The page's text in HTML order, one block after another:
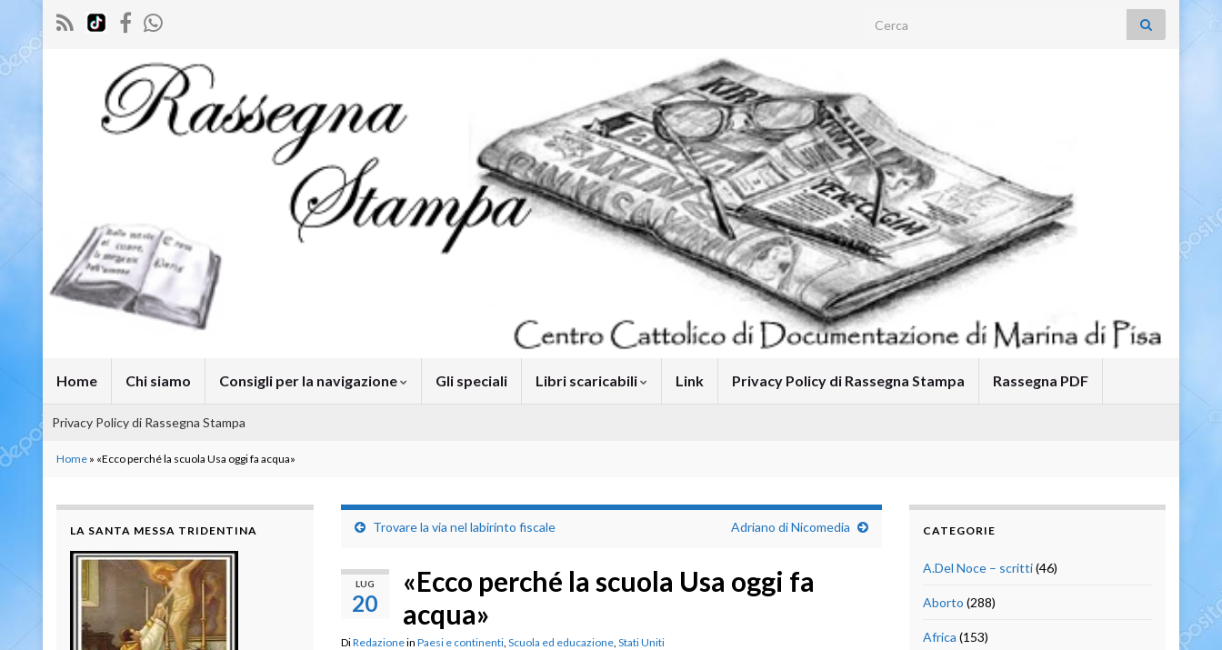
Search for:
Home Chi siamo Consigli per la navigazione Gli speciali Libri scaricabili Link Privacy Policy di Rassegna Stampa Rassegna PDF
Privacy Policy di Rassegna Stampa
Home » «Ecco perché la scuola Usa oggi fa acqua»
Trovare la via nel labirinto fiscale Adriano di Nicomedia
LUG
20
«Ecco perché la scuola Usa oggi fa
acqua»
DiRedazionein Paesi e continenti, Scuola ed educazione, Stati Uniti
LA SANTA MESSA TRIDENTINA CATEGORIE
A.Del Noce – scritti(46)
Aborto (288)
Africa (153)